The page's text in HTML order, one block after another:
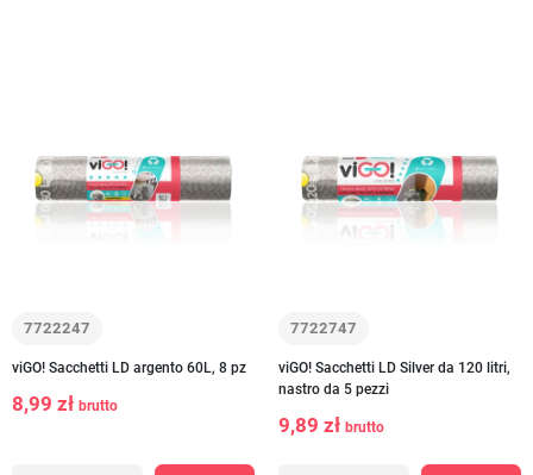
7722247
viGO! Sacchetti LD argento 60L, 8 pz
8,99 zł brutto
7722747
viGO! Sacchetti LD Silver da 120 litri,
nastro da 5 pezzi
9,89 zł brutto